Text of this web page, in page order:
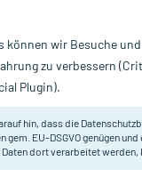
Nur für kurze Zeit:
100 ml
können wir Besuche
zu verbessern
Plugin).
hin, dass die
gem. EU-DSGVO genügen
Daten dort verarbeitet